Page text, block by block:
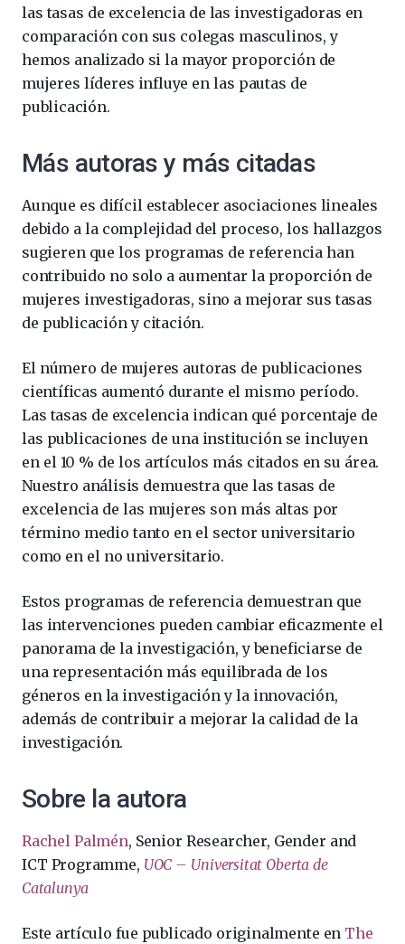
las tasas de excelencia de las investigadoras en
comparación con sus colegas masculinos, y
hemos analizado si la mayor proporción de
mujeres líderes influye en las pautas de
publicación.
Más autoras y más citadas
Aunque es difícil establecer asociaciones lineales
debido a la complejidad del proceso, los hallazgos
sugieren que los programas de referencia han
contribuido no solo a aumentar la proporción de
mujeres investigadoras, sino a mejorar sus tasas
de publicación y citación.
El número de mujeres autoras de publicaciones
científicas aumentó durante el mismo período.
Las tasas de excelencia indican qué porcentaje de
las publicaciones de una institución se incluyen
en el 10 % de los artículos más citados en su área.
Nuestro análisis demuestra que las tasas de
excelencia de las mujeres son más altas por
término medio tanto en el sector universitario
como en el no universitario.
Estos programas de referencia demuestran que
las intervenciones pueden cambiar eficazmente el
panorama de la investigación, y beneficiarse de
una representación más equilibrada de los
géneros en la investigación y la innovación,
además de contribuir a mejorar la calidad de la
investigación.
Sobre la autora
Rachel Palmén, Senior Researcher, Gender and
ICT Programme, UOC – Universitat Oberta de
Catalunya
Este artículo fue publicado originalmente en The